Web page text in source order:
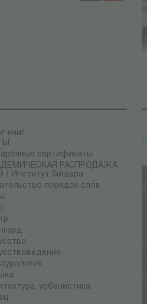
книг
сертификаты
РАСПРОДАЖА
/ Институт Гайдара
порядок слов
урбанистика